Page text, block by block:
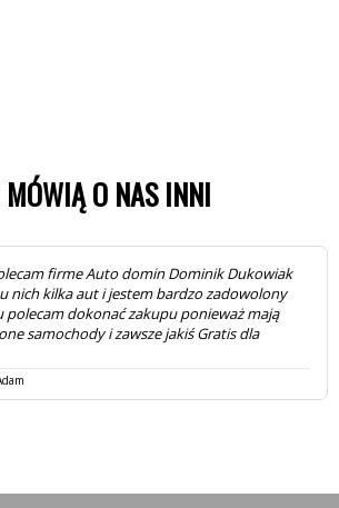
MÓWIĄ O NAS INNI
firme Auto domin Dominik Dukowiak
nich kilka aut i jestem bardzo zadowolony
polecam dokonać zakupu ponieważ mają
samochody i zawsze jakiś Gratis dla